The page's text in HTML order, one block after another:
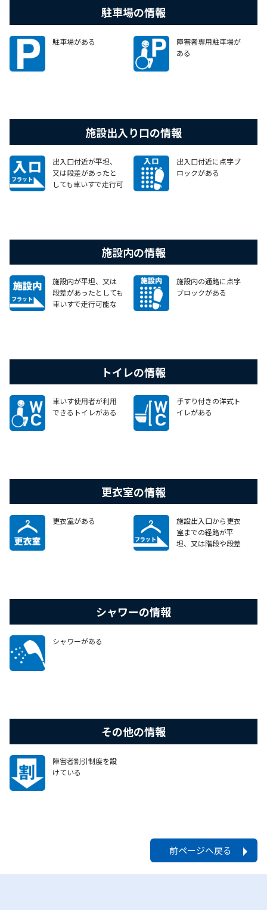
駐車場の情報
駐車場がある
障害者専用駐車場が
ある
施設出入り口の情報
出入口付近が平坦、
又は段差があったと
しても車いすで走行可
出入口付近に点字ブ
ロックがある
施設内の情報
施設内が平坦、又は
段差があったとしても
車いすで走行可能な
施設内の通路に点字
ブロックがある
トイレの情報
車いす使用者が利用
できるトイレがある
手すり付きの洋式ト
イレがある
更衣室の情報
更衣室がある
施設出入口から更衣
室までの経路が平
坦、又は階段や段差
シャワーの情報
シャワーがある
その他の情報
障害者割引制度を設
けている
前ページへ戻る